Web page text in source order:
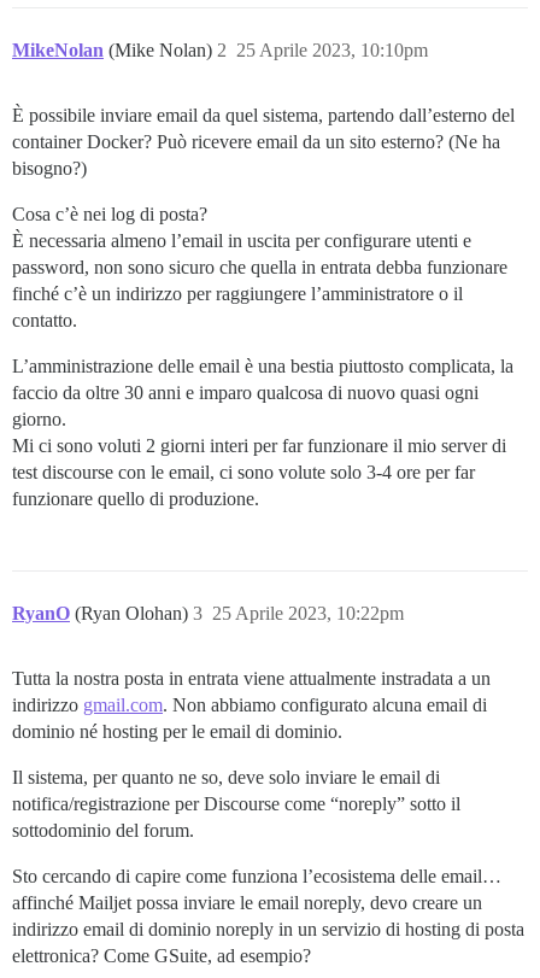
MikeNolan (Mike Nolan) 25 Aprile 2023, 10:10pm
2
È possibile inviare email da quel sistema, partendo dall’esterno del
container Docker? Può ricevere email da un sito esterno? (Ne ha
bisogno?)
Cosa c’è nei log di posta?
È necessaria almeno l’email in uscita per configurare utenti e
password, non sono sicuro che quella in entrata debba funzionare
finché c’è un indirizzo per raggiungere l’amministratore o il
contatto.
L’amministrazione delle email è una bestia piuttosto complicata, la
faccio da oltre 30 anni e imparo qualcosa di nuovo quasi ogni
giorno.
Mi ci sono voluti 2 giorni interi per far funzionare il mio server di
test discourse con le email, ci sono volute solo 3-4 ore per far
funzionare quello di produzione.
RyanO (Ryan Olohan) 25 Aprile 2023, 10:22pm
3
Tutta la nostra posta in entrata viene attualmente instradata a un
indirizzo gmail.com. Non abbiamo configurato alcuna email di
dominio né hosting per le email di dominio.
Il sistema, per quanto ne so, deve solo inviare le email di
notifica/registrazione per Discourse come “noreply” sotto il
sottodominio del forum.
Sto cercando di capire come funziona l’ecosistema delle email…
affinché Mailjet possa inviare le email noreply, devo creare un
indirizzo email di dominio noreply in un servizio di hosting di posta
elettronica? Come GSuite, ad esempio?